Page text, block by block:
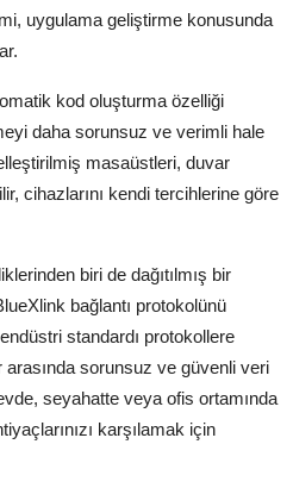
uygulama geliştirme konusunda
kod oluşturma özelliği
daha sorunsuz ve verimli hale
masaüstleri, duvar
cihazlarını kendi tercihlerine göre
biri de dağıtılmış bir
bağlantı protokolünü
standardı protokollere
sorunsuz ve güvenli veri
evde, seyahatte veya ofis ortamında
karşılamak için